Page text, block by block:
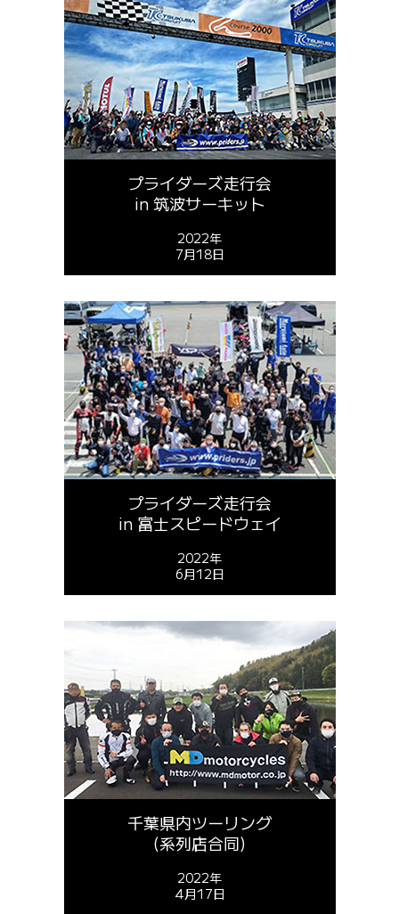
プライダーズ走行会
in 筑波サーキット
2022年
7月18日
プライダーズ走行会
in 富士スピードウェイ
2022年
6月12日
千葉県内ツーリング
(系列店合同)
2022年
4月17日